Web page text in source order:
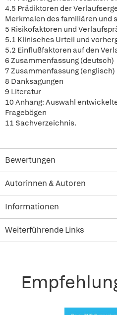
4.5 Prädiktoren der
Merkmalen des familiären und
5 Risikofaktoren und
5.1 Klinisches Urteil und
5.2 Einflußfaktoren auf den
6 Zusammenfassung (deutsch)
7 Zusammenfassung (englisch)
8 Danksagungen
9 Literatur
10 Anhang: Auswahl
Fragebögen
11 Sachverzeichnis.
Bewertungen
Autorinnen & Autoren
Informationen
Weiterführende Links